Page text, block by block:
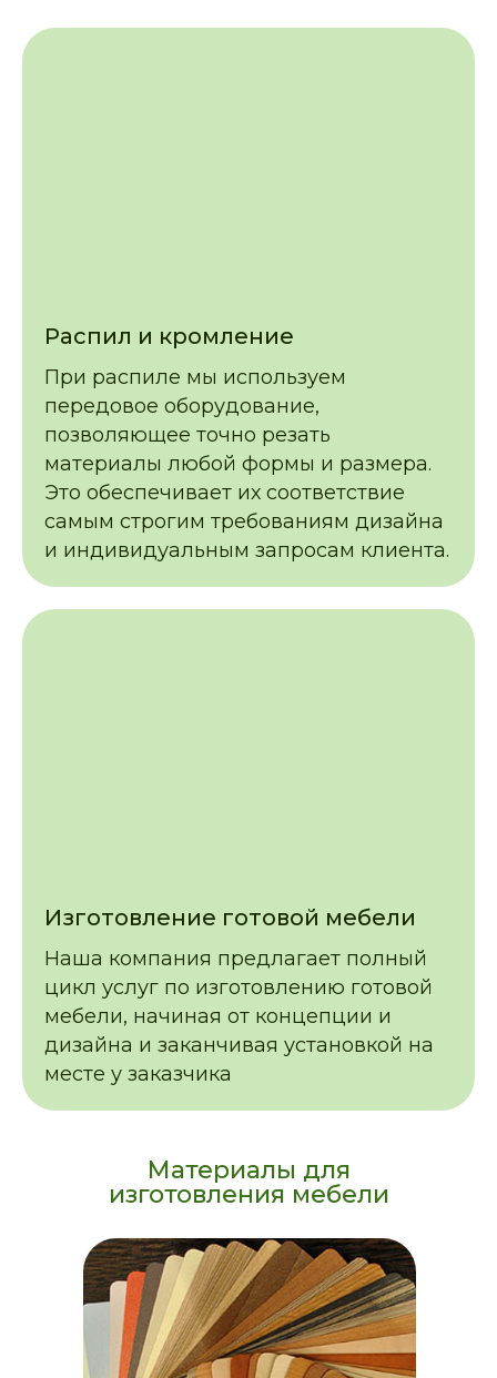
Распил и кромление
При распиле мы используем
передовое оборудование,
позволяющее точно резать
материалы любой формы и размера.
Это обеспечивает их соответствие
самым строгим требованиям дизайна
и индивидуальным запросам клиента.
Изготовление готовой мебели
Наша компания предлагает полный
цикл услуг по изготовлению готовой
мебели, начиная от концепции и
дизайна и заканчивая установкой на
месте у заказчика
Материалы для
изготовления мебели